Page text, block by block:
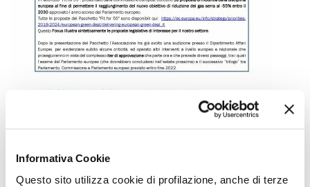
Informativa Cookie
Questo sito utilizza cookie di profilazione, anche di terze